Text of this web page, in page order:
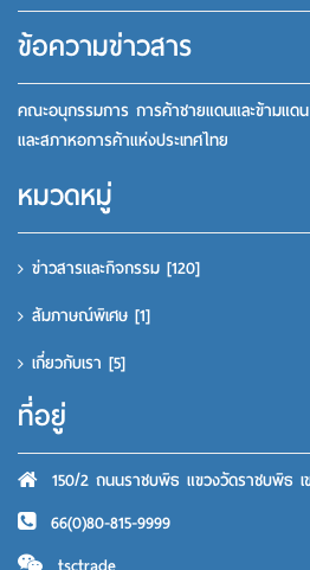
ข้อความข่าวสาร
คณะอนุกรรมการ การค้าชายแดนและข้ามแด
และสภาหอการค้าแห่งประเทศไทย
หมวดหมู่
ข่าวสารและกิจกรรม [120]
สัมภาษณ์พิเศษ [1]
เกี่ยวกับเรา [5]
ที่อยู่
150/2 ถนนราชบพิธ แขวงวัดราชบพิธ
66(0)80-815-9999